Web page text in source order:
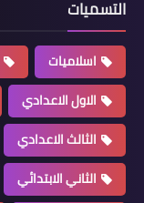
التسميات
اسلاميات
الاول الاعدادي
الثالث الاعدادي
الثاني الابتدائي